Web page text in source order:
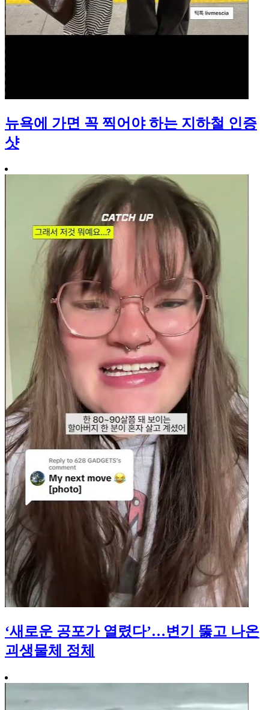
뉴욕에 가면 꼭 찍어야 하는 지하철 인증
샷
‘새로운 공포가 열렸다’…변기 뚫고 나온
괴생물체 정체